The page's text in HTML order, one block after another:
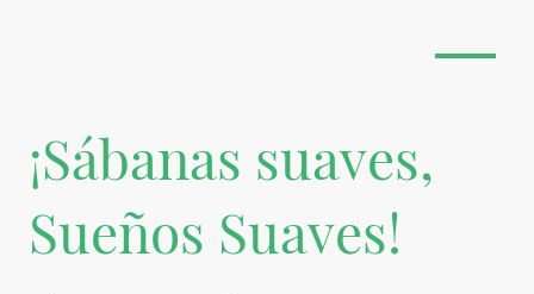
¡Sábanas suaves,
Sueños Suaves!